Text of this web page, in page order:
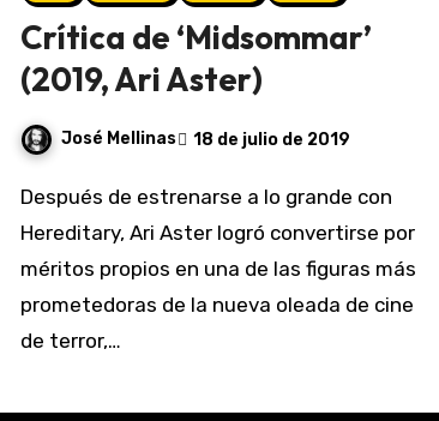
Crítica de ‘Midsommar’
(2019, Ari Aster)
José Mellinas 18 de julio de 2019
Después de estrenarse a lo grande con
Hereditary, Ari Aster logró convertirse por
méritos propios en una de las figuras más
prometedoras de la nueva oleada de cine
de terror,…